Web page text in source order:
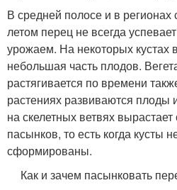
В средней полосе и в
летом перец не всегда
урожаем. На некоторых кустах
небольшая часть плодов.
растягивается по времени
растениях развиваются плоды
на скелетных ветвях
пасынков, то есть когда кусты
сформированы.
Как и зачем пасынковать